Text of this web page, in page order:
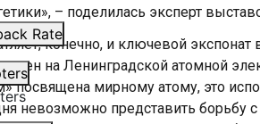
Rate
– поделилась эксперт
конечно, и ключевой
на Ленинградской атомной
посвящена мирному атому, это
невозможно представить борьбу